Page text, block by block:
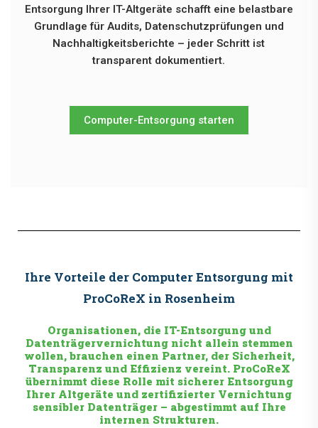
Entsorgung Ihrer IT-Altgeräte schafft eine belastbare
Grundlage für Audits, Datenschutzprüfungen und
Nachhaltigkeitsberichte – jeder Schritt ist
transparent dokumentiert.
Computer-Entsorgung starten
Ihre Vorteile der Computer Entsorgung mit
ProCoReX in Rosenheim
Organisationen, die IT-Entsorgung und
Datenträgervernichtung nicht allein stemmen
wollen, brauchen einen Partner, der Sicherheit,
Transparenz und Effizienz vereint. ProCoReX
übernimmt diese Rolle mit sicherer Entsorgung
Ihrer Altgeräte und zertifizierter Vernichtung
sensibler Datenträger – abgestimmt auf Ihre
internen Strukturen.